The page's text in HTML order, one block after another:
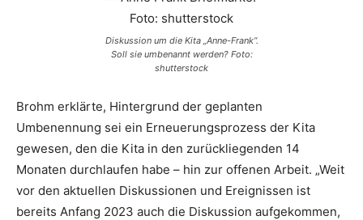
Diskussion um die Kita „Anne-Frank“.
Soll sie umbenannt werden? Foto:
shutterstock
Brohm erklärte, Hintergrund der geplanten
Umbenennung sei ein Erneuerungsprozess der Kita
gewesen, den die Kita in den zurückliegenden 14
Monaten durchlaufen habe – hin zur offenen Arbeit. „Weit
vor den aktuellen Diskussionen und Ereignissen ist
bereits Anfang 2023 auch die Diskussion aufgekommen,